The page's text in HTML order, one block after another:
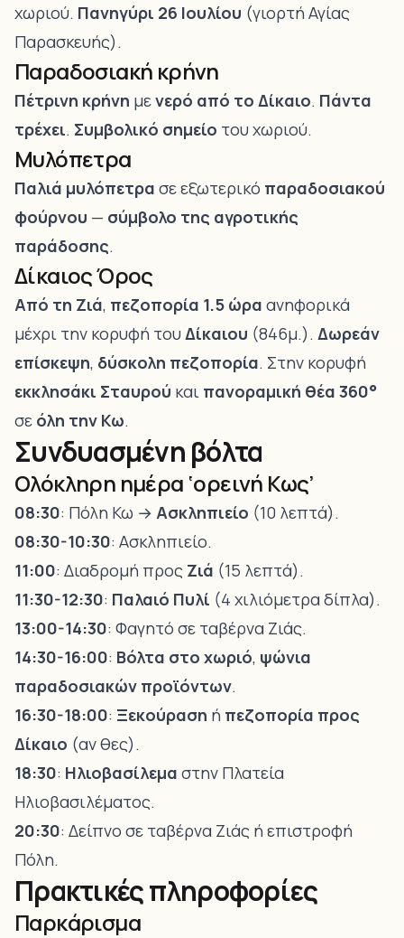
χωριού. Πανηγύρι 26 Ιουλίου (γιορτή Αγίας
Παρασκευής).
Παραδοσιακή κρήνη
Πέτρινη κρήνη μενερό από το Δίκαιο. Πάντα
τρέχει. Συμβολικό σημείο του χωριού.
Μυλόπετρα
Παλιά μυλόπετρα σε εξωτερικό παραδοσιακού
φούρνου — σύμβολο της αγροτικής
παράδοσης.
Δίκαιος Όρος
Από τη Ζιά, πεζοπορία 1.5 ώρα ανηφορικά
μέχρι την κορυφή του Δίκαιου (846μ.). Δωρεάν
επίσκεψη, δύσκολη πεζοπορία. Στην κορυφή
εκκλησάκι Σταυρού και πανοραμική θέα 360°
σε όλη την Κω.
Συνδυασμένη βόλτα
Ολόκληρη ημέρα ‘ορεινή Κως’
08:30: Πόλη Κω → Ασκληπιείο (10 λεπτά).
08:30-10:30: Ασκληπιείο.
11:00: Διαδρομή προς Ζιά (15 λεπτά).
11:30-12:30: Παλαιό Πυλί (4 χιλιόμετρα δίπλα).
13:00-14:30: Φαγητό σε ταβέρνα Ζιάς.
14:30-16:00: Βόλτα στο χωριό, ψώνια
παραδοσιακών προϊόντων.
16:30-18:00: Ξεκούραση ή πεζοπορία προς
Δίκαιο (αν θες).
18:30: Ηλιοβασίλεμα στην Πλατεία
Ηλιοβασιλέματος.
20:30: Δείπνο σε ταβέρνα Ζιάς ή επιστροφή
Πόλη.
Πρακτικές πληροφορίες
Παρκάρισμα